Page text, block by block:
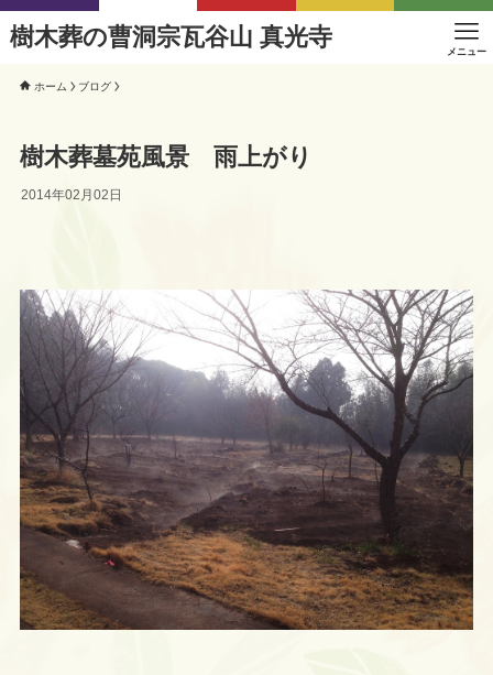
樹木葬の曹洞宗瓦谷山 真光寺
メニュー
ホーム ブログ
樹木葬墓苑風景 雨上がり
2014年02月02日